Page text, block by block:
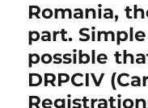
Romania,
part.
possible
DRPCIV